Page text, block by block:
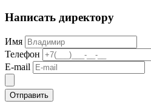
Написать директору
Имя
Телефон
E-mail
Отправить